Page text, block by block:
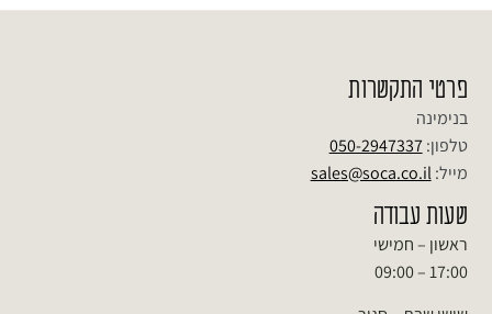
פרטי התקשרות
בנימינה
טלפון:050-2947337
מייל:sales@soca.co.il
שעות עבודה
ראשון – חמישי
17:00 – 09:00